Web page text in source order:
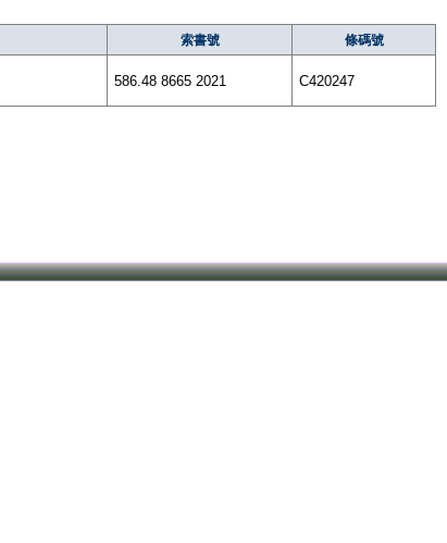
索書號 條碼號
586.48 8665 2021 C420247